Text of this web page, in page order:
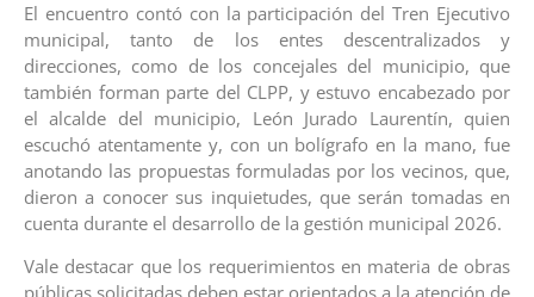
El encuentro contó con la participación del Tren Ejecutivo
municipal, tanto de los entes descentralizados y
direcciones, como de los concejales del municipio, que
también forman parte del CLPP, y estuvo encabezado por
el alcalde del municipio, León Jurado Laurentín, quien
escuchó atentamente y, con un bolígrafo en la mano, fue
anotando las propuestas formuladas por los vecinos, que,
dieron a conocer sus inquietudes, que serán tomadas en
cuenta durante el desarrollo de la gestión municipal 2026.
Vale destacar que los requerimientos en materia de obras